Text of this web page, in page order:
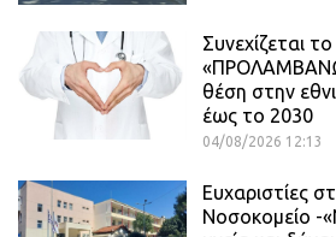
Συνεχίζεται
θέση στην
έως το 2030
04/08/2026 12:13
Ευχαριστίες
Νοσοκομείο -